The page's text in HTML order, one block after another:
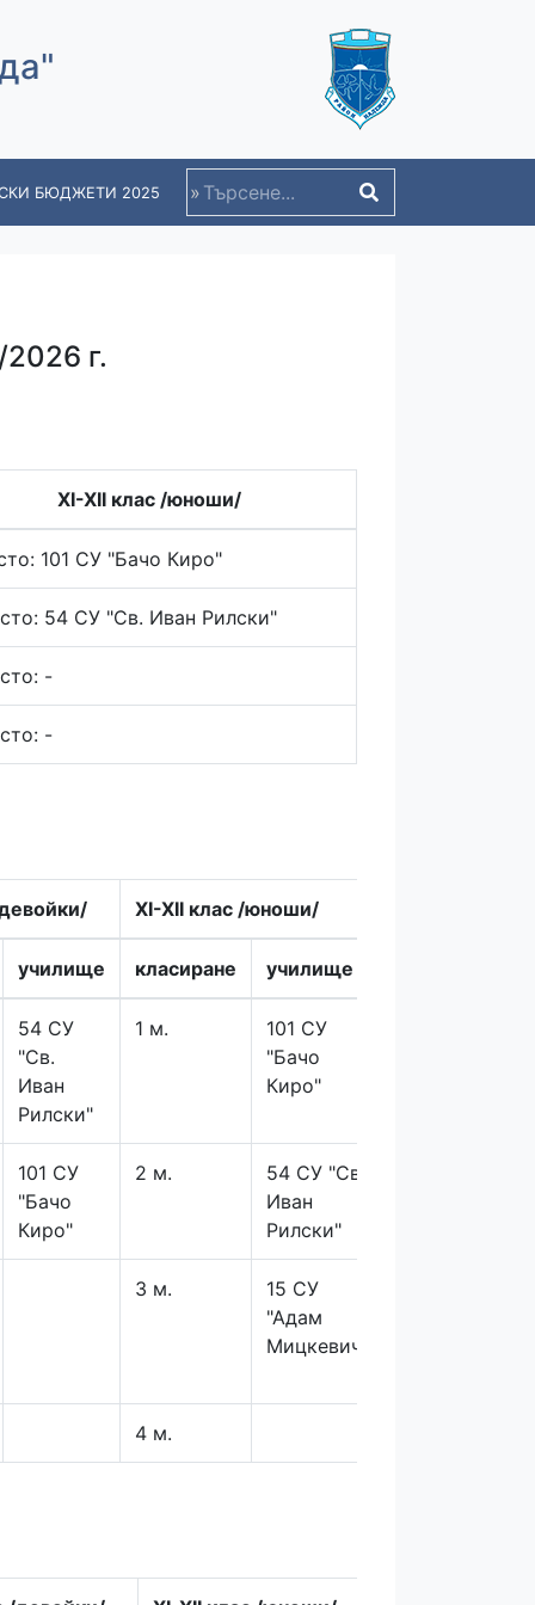
БЮДЖЕТИ 2025 »
г.
XI-XII клас /юноши/
101 СУ "Бачо Киро"
54 СУ "Св. Иван Рилски"
-
-
XI-XII клас /юноши/
училище класиране училище
54 СУ
"Св.
Иван
Рилски"
1 м.
101 СУ
"Бачо
Киро"
101 СУ
"Бачо
Киро"
2 м.
54 СУ "Св.
Иван
Рилски"
3 м.
15 СУ
"Адам
Мицкевич"
4 м.